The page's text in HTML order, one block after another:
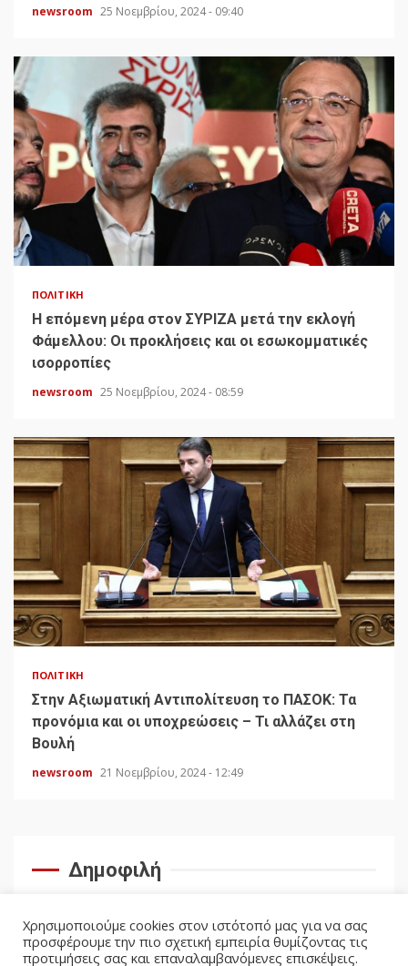
newsroom 25 Νοεμβρίου, 2024 - 09:40
ΠΟΛΙΤΙΚΉ
H επόμενη μέρα στον ΣΥΡΙΖΑ μετά την εκλογή
Φάμελλου: Οι προκλήσεις και οι εσωκομματικές
ισορροπίες
newsroom 25 Νοεμβρίου, 2024 - 08:59
ΠΟΛΙΤΙΚΉ
Στην Αξιωματική Αντιπολίτευση το ΠΑΣΟΚ: Τα
προνόμια και οι υποχρεώσεις – Τι αλλάζει στη
Βουλή
newsroom 21 Νοεμβρίου, 2024 - 12:49
Δημοφιλή
Χρησιμοποιούμε cookies στον ιστότοπό μας για να σας
προσφέρουμε την πιο σχετική εμπειρία θυμίζοντας τις
προτιμήσεις σας και επαναλαμβανόμενες επισκέψεις.